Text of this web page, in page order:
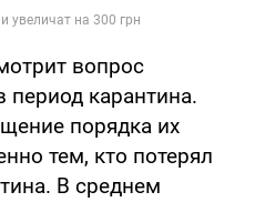
вопрос
период карантина.
порядка их
тем, кто потерял
В среднем